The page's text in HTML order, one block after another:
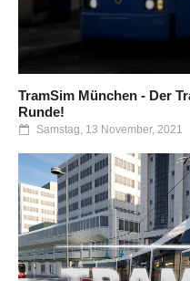
TramSim München - Der
Runde!
Samstag, 13 November, 2021